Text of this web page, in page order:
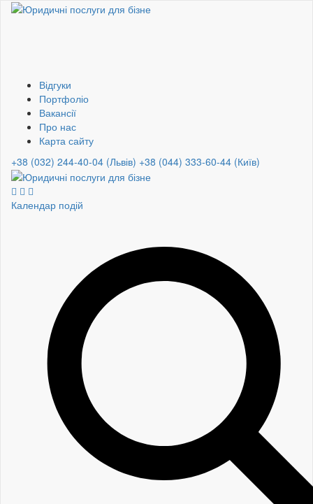
Відгуки
Портфоліо
Вакансії
Про нас
Карта сайту
+38 (032) 244-40-04 (Львів) +38 (044) 333-60-44 (Київ)
Календар подій